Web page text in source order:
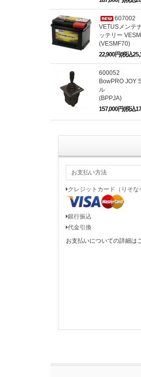
607002
VETUSメンテ
ッテリー
(VESMF70)
22,900円(税込
600052
BowPRO JOY
ル
(BPPJA)
157,000円(税込
お支払い方法
クレジットカード（りそな
銀行振込
代金引換
お支払いについての詳細は